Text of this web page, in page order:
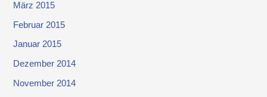
März 2015
Februar 2015
Januar 2015
Dezember 2014
November 2014